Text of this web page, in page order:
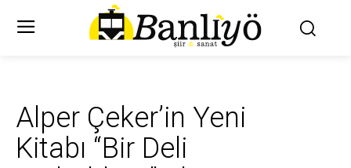
Alper Çeker’in Yeni
Kitabı “Bir Deli